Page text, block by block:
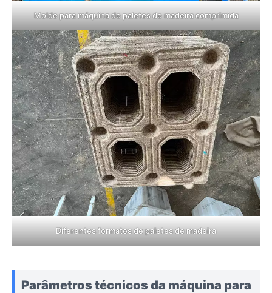
Molde para máquina de paletes de madeira comprimida
Diferentes formatos de paletes de madeira
Parâmetros técnicos da máquina para